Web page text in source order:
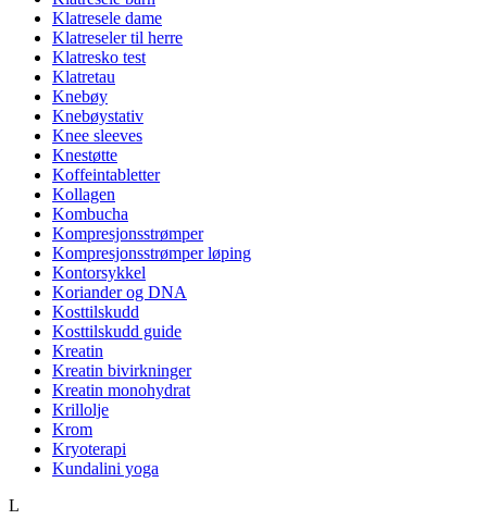
Klatresele dame
Klatreseler til herre
Klatresko test
Klatretau
Knebøy
Knebøystativ
Knee sleeves
Knestøtte
Koffeintabletter
Kollagen
Kombucha
Kompresjonsstrømper
Kompresjonsstrømper løping
Kontorsykkel
Koriander og DNA
Kosttilskudd
Kosttilskudd guide
Kreatin
Kreatin bivirkninger
Kreatin monohydrat
Krillolje
Krom
Kryoterapi
Kundalini yoga
L